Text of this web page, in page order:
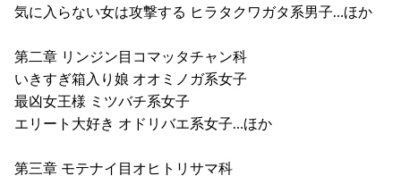
気に入らない女は攻撃する ヒラタクワガタ系男子…ほか
第二章 リンジン目コマッタチャン科
いきすぎ箱入り娘 オオミノガ系女子
最凶女王様 ミツバチ系女子
エリート大好き オドリバエ系女子…ほか
第三章 モテナイ目オヒトリサマ科